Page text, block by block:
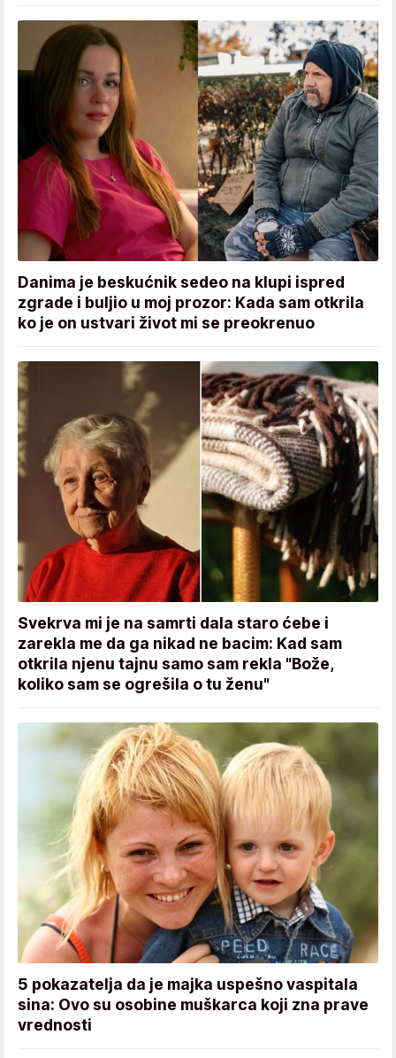
Danima je beskućnik sedeo na klupi ispred
zgrade i buljio u moj prozor: Kada sam otkrila
ko je on ustvari život mi se preokrenuo
Svekrva mi je na samrti dala staro ćebe i
zarekla me da ga nikad ne bacim: Kad sam
otkrila njenu tajnu samo sam rekla "Bože,
koliko sam se ogrešila o tu ženu"
5 pokazatelja da je majka uspešno vaspitala
sina: Ovo su osobine muškarca koji zna prave
vrednosti